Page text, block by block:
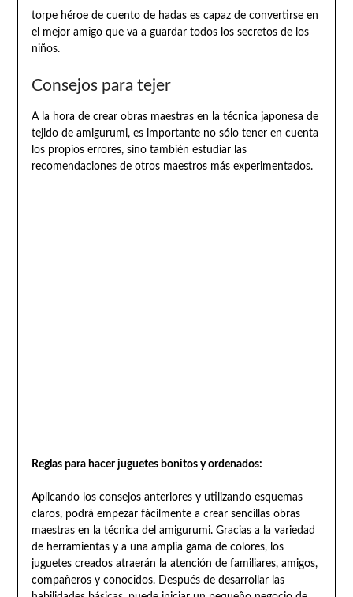
torpe héroe de cuento de hadas es capaz de convertirse en
el mejor amigo que va a guardar todos los secretos de los
niños.
Consejos para tejer
A la hora de crear obras maestras en la técnica japonesa de
tejido de amigurumi, es importante no sólo tener en cuenta
los propios errores, sino también estudiar las
recomendaciones de otros maestros más experimentados.
Reglas para hacer juguetes bonitos y ordenados:
Aplicando los consejos anteriores y utilizando esquemas
claros, podrá empezar fácilmente a crear sencillas obras
maestras en la técnica del amigurumi. Gracias a la variedad
de herramientas y a una amplia gama de colores, los
juguetes creados atraerán la atención de familiares, amigos,
compañeros y conocidos. Después de desarrollar las